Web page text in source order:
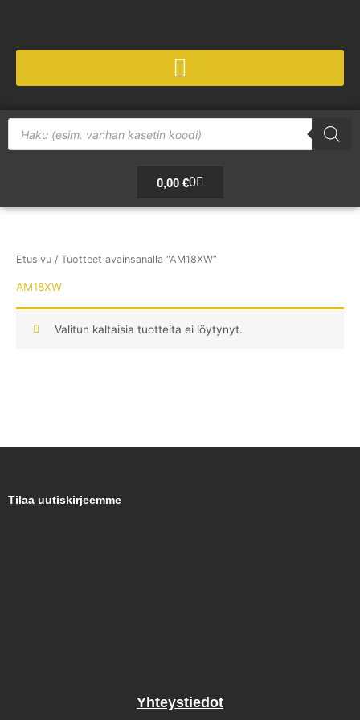
Products
search
0,00 €0
Cart
Etusivu / Tuotteet avainsanalla “AM18XW”
AM18XW
Valitun kaltaisia tuotteita ei löytynyt.
Tilaa uutiskirjeemme
Yhteystiedot